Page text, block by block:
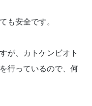
も安全です。
が、カトケンビオト
行っているので、何